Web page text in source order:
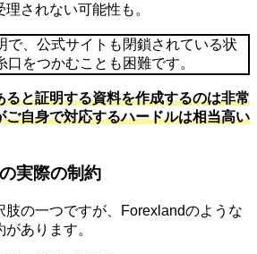
されない可能性も。
で、公式サイトも閉鎖されている状
をつかむことも困難です。
ると証明する資料を作成するのは非常
ご自身で対応するハードルは相当高い
実際の制約
肢の一つですが、Forexlandのような
あります。